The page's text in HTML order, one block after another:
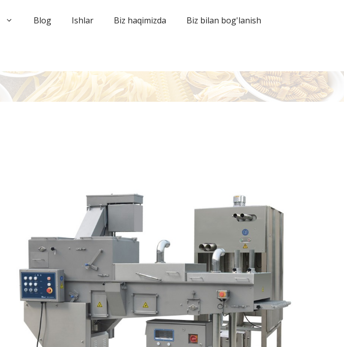
Blog Ishlar Biz haqimizda Biz bilan bog'lanish